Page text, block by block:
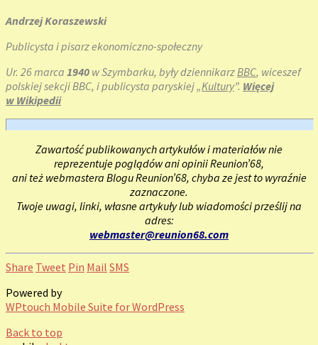
Andrzej Koraszewski
Publicysta i pisarz ekonomiczno-społeczny
Ur. 26 marca 1940 w Szymbarku, były dziennikarzBBC, wiceszef
polskiej sekcji BBC, i publicysta paryskiej „Kultury”. Więcej
w Wikipedii
Zawartość publikowanych artykułów i materiałów nie
reprezentuje poglądów ani opinii Reunion’68,
ani też webmastera Blogu Reunion’68, chyba ze jest to wyraźnie
zaznaczone.
Twoje uwagi, linki, własne artykuły lub wiadomości prześlij na
adres:
webmaster@reunion68.com
Share Tweet Pin Mail SMS
Powered by
WPtouch Mobile Suite for WordPress
Back to top